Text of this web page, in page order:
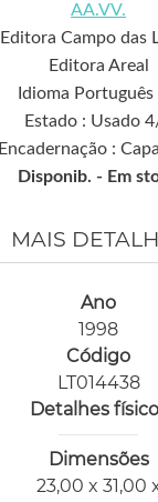
AA.VV.
Editora Campo das
Editora Areal
Idioma Português
Estado : Usado
Encadernação :
Disponib. - Em
MAIS
Ano
1998
Código
LT014438
Detalhes
Dimensões
23,00 x 31,00